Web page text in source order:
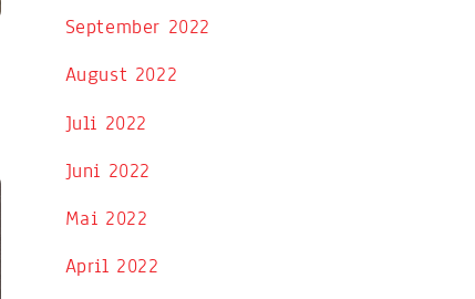
September 2022
August 2022
Juli 2022
Juni 2022
Mai 2022
April 2022